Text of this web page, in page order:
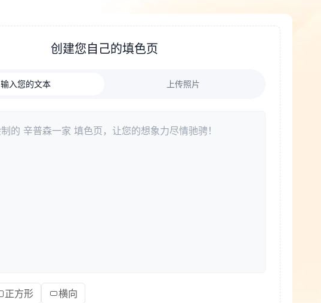
创建您自己的填色页
输入您的文本 上传照片
正方形 横向